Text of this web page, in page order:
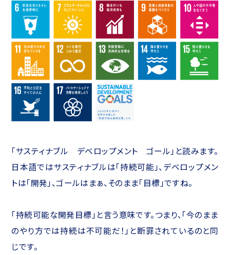
「サスティナブル デベロップメント ゴール」と読みます。
日本語ではサスティナブルは「持続可能」、デベロップメン
トは「開発」、ゴールはまぁ、そのまま「目標」ですね。
「持続可能な開発目標」と言う意味です。つまり、「今のまま
のやり方では持続は不可能だ！」と断罪されているのと同
じです。